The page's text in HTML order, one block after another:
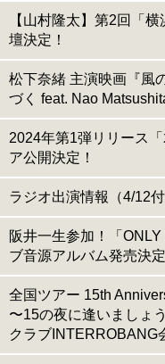
【山村隆太】第2回「
壇決定！
松下奈緒 主演映画『⾵
づく feat. Nao
2024年第1弾リリース
ア公開決定！
ラジオ出演情報（4/12付
阪井一生参加！「
ブ音源アルバム発売決定
全国ツアー 15th
〜15の夜に逢いましょ
クラブINTERROBANG